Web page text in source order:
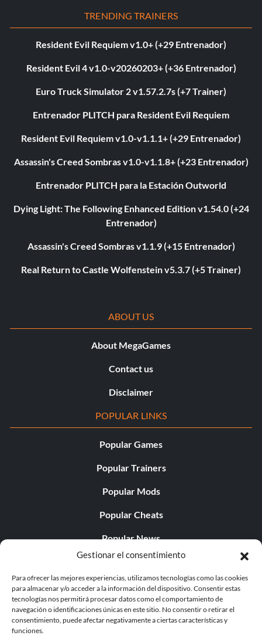
Gestionar el consentimiento
Para ofrecer las mejores experiencias, utilizamos tecnologías como las cookies
para almacenar y/o acceder a la información del dispositivo. Consentir estas
tecnologías nos permitirá procesar datos como el comportamiento de
navegación o identificaciones únicas en este sitio. No consentir o retirar el
consentimiento, puede afectar negativamente a ciertas características y
funciones.
TRENDING TRAINERS
Resident Evil Requiem v1.0+ (+29 Entrenador)
Resident Evil 4 v1.0-v20260203+ (+36 Entrenador)
Euro Truck Simulator 2 v1.57.2.7s (+7 Trainer)
Entrenador PLITCH para Resident Evil Requiem
Resident Evil Requiem v1.0-v1.1.1+ (+29 Entrenador)
Assassin's Creed Sombras v1.0-v1.1.8+ (+23 Entrenador)
Entrenador PLITCH para la Estación Outworld
Dying Light: The Following Enhanced Edition v1.54.0 (+24
Entrenador)
Assassin's Creed Sombras v1.1.9 (+15 Entrenador)
Real Return to Castle Wolfenstein v5.3.7 (+5 Trainer)
ABOUT US
About MegaGames
Contact us
Disclaimer
POPULAR LINKS
Popular Games
Popular Trainers
Popular Mods
Popular Cheats
Popular News
Popular Editorials
Popular Free Games
LATEST UPDATES